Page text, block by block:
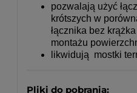
pozwalają użyć
krótszych w
łącznika bez
montażu
likwidują mostki
Pliki do pobrania: